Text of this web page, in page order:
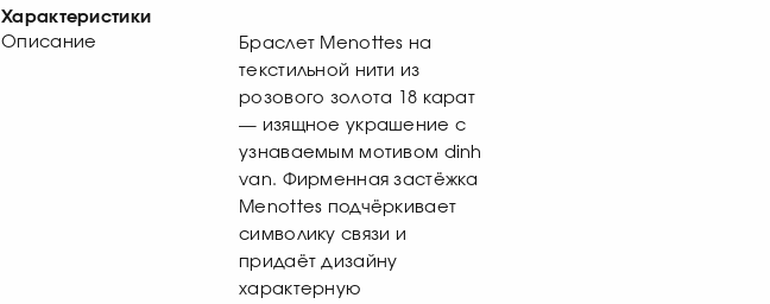
Характеристики
Описание
Браслет Menottes на
текстильной нити из
розового золота 18 карат
— изящное украшение с
узнаваемым мотивом dinh
van. Фирменная застёжка
Menottes подчёркивает
символику связи и
придаёт дизайну
характерную